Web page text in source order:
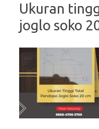
Ukuran
joglo soko